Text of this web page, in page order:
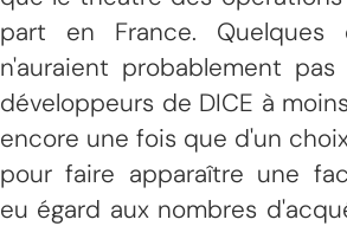
part en France. Quelques
n'auraient probablement
développeurs de DICE à
encore une fois que d'un
pour faire apparaître une
eu égard aux nombres